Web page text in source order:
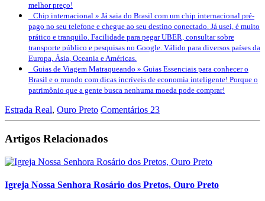
melhor preço!
Chip internacional » Já saia do Brasil com um chip internacional pré-
pago no seu telefone e chegue ao seu destino conectado. Já usei, é muito
prático e tranquilo. Facilidade para pegar UBER, consultar sobre
transporte público e pesquisas no Google. Válido para diversos países da
Europa, Ásia, Oceania e Américas.
Guias de Viagem Matraqueando » Guias Essenciais para conhecer o
Brasil e o mundo com dicas incríveis de economia inteligente! Porque o
patrimônio que a gente busca nenhuma moeda pode comprar!
Estrada Real, Ouro Preto Comentários 23
Artigos Relacionados
Igreja Nossa Senhora Rosário dos Pretos, Ouro Preto